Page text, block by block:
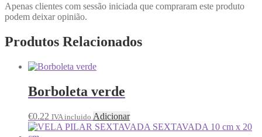
Apenas clientes com sessão iniciada que compraram este produto
podem deixar opinião.
Produtos Relacionados
Borboleta verde
€0.22 IVA incluido Adicionar